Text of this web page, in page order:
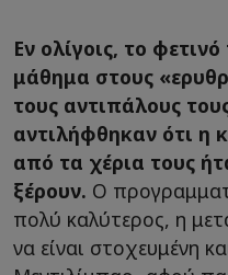
Εν ολίγοις, το
μάθημα στους
τους αντιπάλους
αντιλήφθηκαν ότι η
από τα χέρια τους
ξέρουν. Ο
πολύ καλύτερος, η
να είναι στοχευμένη